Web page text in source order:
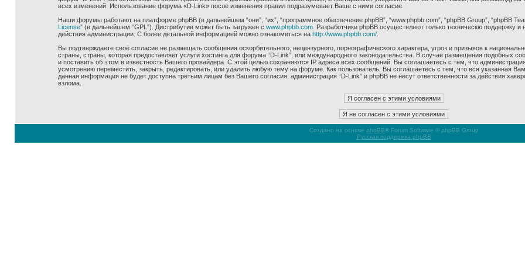
всех изменений. Использование форума «D-Link» после изменения правил подразумевает Ваше с ними согласие.
Наши форумы работают на платформе phpBB (в дальнейшем “они”, “их”, “программное обеспечение phpBB”, “www.phpbb.com”, “phpBB Group”, “phpBB
License” (в дальнейшем “GPL”). Дистрибутив может быть загружен с www.phpbb.com. Разработчики phpBB осуществляют только техническю поддержку
действия администрации. С более детальной информацией можно ознакомиться на http://www.phpbb.com/.
Вы подтверждаете своё согласие не размещать сообщения оскорбительного, нецензурного, порнографического характера, угроз и призывов к
страны, страны, которая предоставляет услуги хостинга для форума “D-Link”, или международного законодательства. В случае размещения подобных
и поставить об этом в известность Вашего провайдера. С этой целью сохраняются IP адреса всех сообщений. Вы соглашаетесь с тем, что
усмотрению переместить, закрыть, редактировать, или удалить любую тему на форуме. Как пользователь, Вы соглашаетесь с тем, что вся указанная
данная информация не будет доступна третьим лицам без Вашего согласия, администрация “D-Link” и phpBB не несут ответственности за действия
взлома.
Создано на основе phpBB® Forum Software © phpBB Group
Русская поддержка phpBB